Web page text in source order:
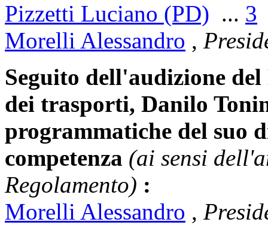
Pizzetti Luciano (PD) ... 3
Morelli Alessandro ,
Seguito dell'audizione
dei trasporti, Danilo
programmatiche del suo
competenza (ai sensi
Regolamento) :
Morelli Alessandro ,